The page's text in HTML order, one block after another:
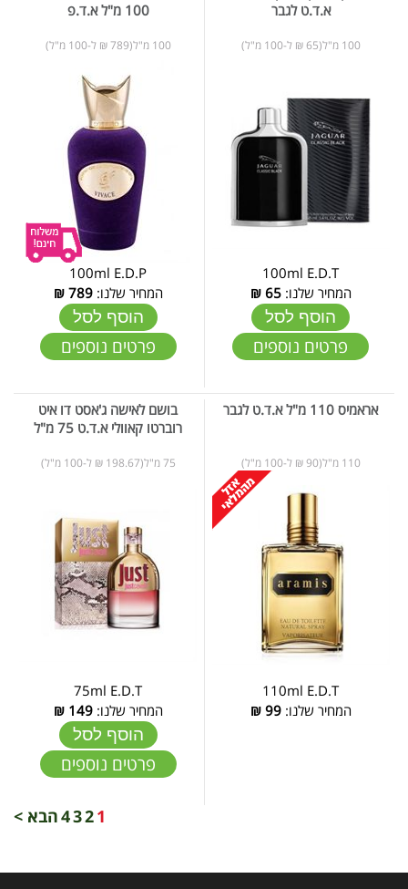
א.ד.ט לגבר
100 מ"ל(65 ₪ ל-100 מ"ל)
100ml E.D.T
המחיר שלנו:65
₪
הוסף לסל
פרטים נוספים
100 מ"ל א.ד.פ
100 מ"ל(789 ₪ ל-100 מ"ל)
100ml E.D.P
המחיר שלנו:789
₪
הוסף לסל
פרטים נוספים
אראמיס 110 מ"ל א.ד.ט לגבר
110 מ"ל(90 ₪ ל-100 מ"ל)
110ml E.D.T
המחיר שלנו:99
₪
בושם לאישה ג'אסט דו איט
רוברטו קאוולי א.ד.ט 75 מ"ל
75 מ"ל(198.67 ₪ ל-100 מ"ל)
75ml E.D.T
המחיר שלנו:149
₪
הוסף לסל
פרטים נוספים
1
2
3
4הבא >